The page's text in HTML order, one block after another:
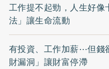
工作提不起勁，人生好像
法」讓生命流動
有投資、工作加薪⋯但錢
財漏洞」讓財富停滯